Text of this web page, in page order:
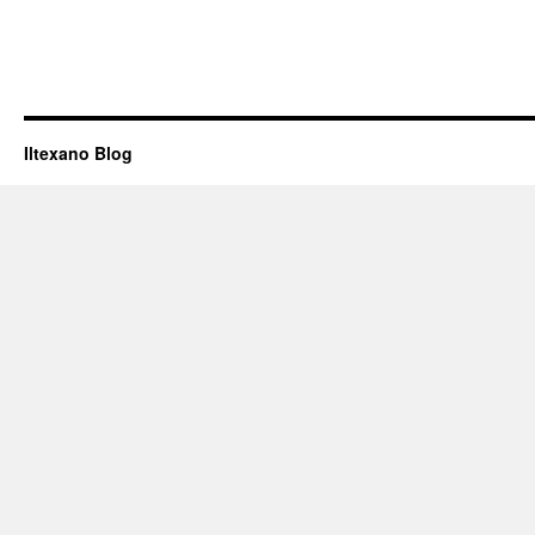
Iltexano Blog